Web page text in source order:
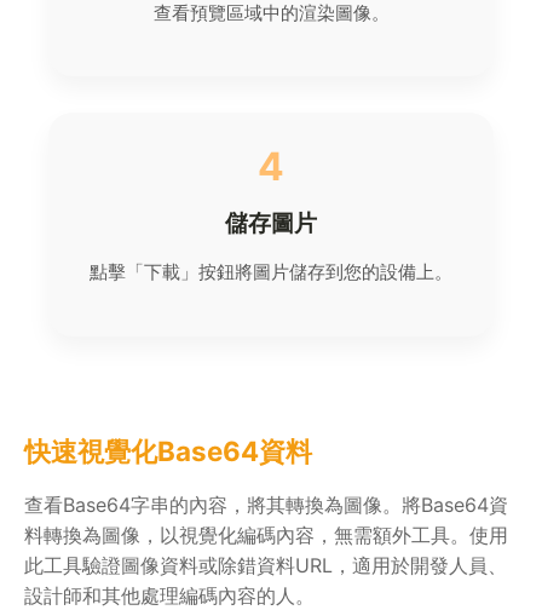
查看預覽區域中的渲染圖像。
4
儲存圖片
點擊「下載」按鈕將圖片儲存到您的設備上。
快速視覺化Base64資料
查看Base64字串的內容，將其轉換為圖像。將Base64資
料轉換為圖像，以視覺化編碼內容，無需額外工具。使用
此工具驗證圖像資料或除錯資料URL，適用於開發人員、
設計師和其他處理編碼內容的人。